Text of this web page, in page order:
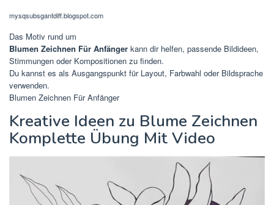
mysqsubsgantdiff.blogspot.com
Das Motiv rund um
Blumen Zeichnen Für Anfänger kann dir helfen, passende Bildideen,
Stimmungen oder Kompositionen zu finden.
Du kannst es als Ausgangspunkt für Layout, Farbwahl oder Bildsprache
verwenden.
Blumen Zeichnen Für Anfänger
Kreative Ideen zu Blume Zeichnen
Komplette Übung Mit Video